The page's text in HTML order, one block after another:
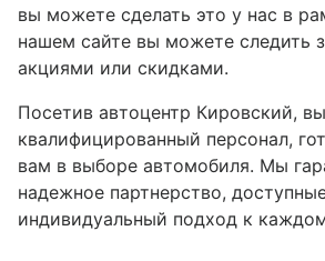
вы можете сделать это у нас в
нашем сайте вы можете следить
акциями или скидками.
Посетив автоцентр Кировский,
квалифицированный персонал,
вам в выборе автомобиля. Мы
надежное партнерство,
индивидуальный подход к